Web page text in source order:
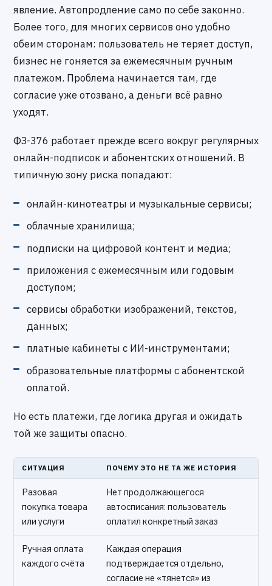
явление. Автопродление само по себе законно.
Более того, для многих сервисов оно удобно
обеим сторонам: пользователь не теряет доступ,
бизнес не гоняется за ежемесячным ручным
платежом. Проблема начинается там, где
согласие уже отозвано, а деньги всё равно
уходят.
ФЗ-376 работает прежде всего вокруг регулярных
онлайн-подписок и абонентских отношений. В
типичную зону риска попадают:
онлайн-кинотеатры и музыкальные сервисы;
облачные хранилища;
подписки на цифровой контент и медиа;
приложения с ежемесячным или годовым
доступом;
сервисы обработки изображений, текстов,
данных;
платные кабинеты с ИИ-инструментами;
образовательные платформы с абонентской
оплатой.
Но есть платежи, где логика другая и ожидать
той же защиты опасно.
СИТУАЦИЯ ПОЧЕМУ ЭТО НЕ ТА ЖЕ ИСТОРИЯ
Разовая
покупка товара
или услуги
Нет продолжающегося
автосписания: пользователь
оплатил конкретный заказ
Ручная оплата
каждого счёта
Каждая операция
подтверждается отдельно,
согласие не «тянется» из